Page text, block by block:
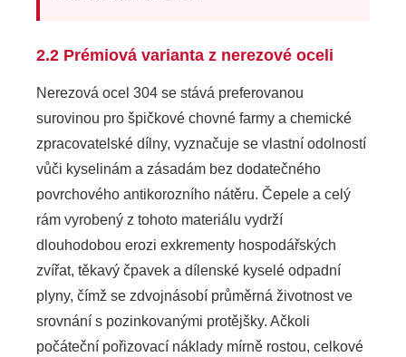
2.2 Prémiová varianta z nerezové oceli
Nerezová ocel 304 se stává preferovanou
surovinou pro špičkové chovné farmy a chemické
zpracovatelské dílny, vyznačuje se vlastní odolností
vůči kyselinám a zásadám bez dodatečného
povrchového antikorozního nátěru. Čepele a celý
rám vyrobený z tohoto materiálu vydrží
dlouhodobou erozi exkrementy hospodářských
zvířat, těkavý čpavek a dílenské kyselé odpadní
plyny, čímž se zdvojnásobí průměrná životnost ve
srovnání s pozinkovanými protějšky. Ačkoli
počáteční pořizovací náklady mírně rostou, celkové